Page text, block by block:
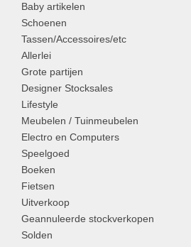
Baby artikelen
Schoenen
Tassen/Accessoires/etc
Allerlei
Grote partijen
Designer Stocksales
Lifestyle
Meubelen / Tuinmeubelen
Electro en Computers
Speelgoed
Boeken
Fietsen
Uitverkoop
Geannuleerde stockverkopen
Solden